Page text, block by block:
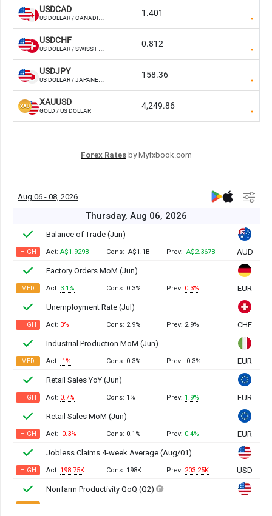
Forex Rates by Myfxbook.com